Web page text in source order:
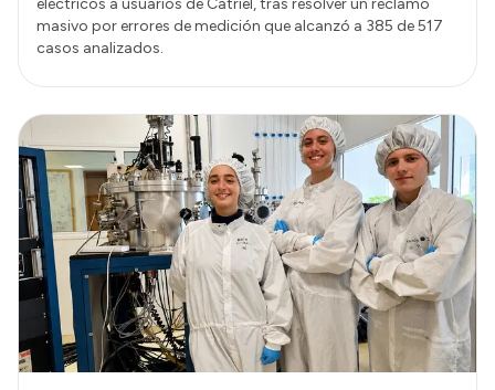
eléctricos a usuarios de Catriel, tras resolver un reclamo
masivo por errores de medición que alcanzó a 385 de 517
casos analizados.